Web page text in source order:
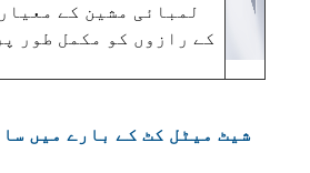
لمبائی مشین کے
کے رازوں کو مکمل طور
شیٹ میٹل کٹ کے بارے میں